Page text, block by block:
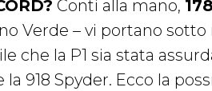
Conti alla mano,
Verde – vi portano
che la P1 sia stata
918 Spyder. Ecco la